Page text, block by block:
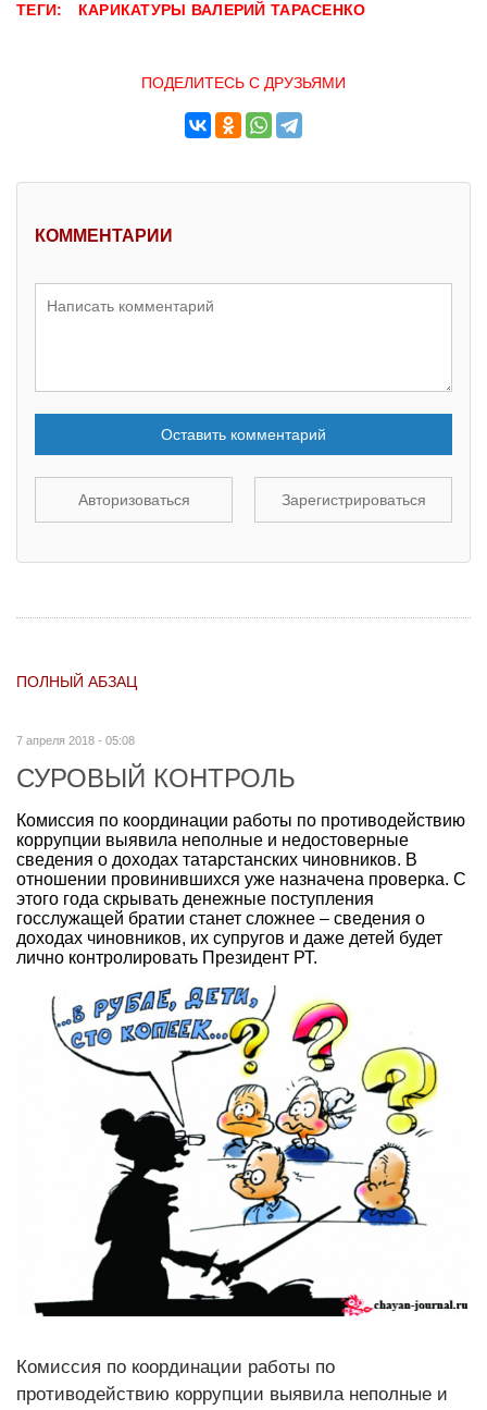
ТЕГИ: КАРИКАТУРЫ ВАЛЕРИЙ ТАРАСЕНКО
ПОДЕЛИТЕСЬ С ДРУЗЬЯМИ
КОММЕНТАРИИ
Оставить комментарий
Авторизоваться Зарегистрироваться
ПОЛНЫЙ АБЗАЦ
7 апреля 2018 - 05:08
СУРОВЫЙ КОНТРОЛЬ
Комиссия по координации работы по противодействию
коррупции выявила неполные и недостоверные
сведения о доходах татарстанских чиновников. В
отношении провинившихся уже назначена проверка. С
этого года скрывать денежные поступления
госслужащей братии станет сложнее – сведения о
доходах чиновников, их супругов и даже детей будет
лично контролировать Президент РТ.
Комиссия по координации работы по
противодействию коррупции выявила неполные и